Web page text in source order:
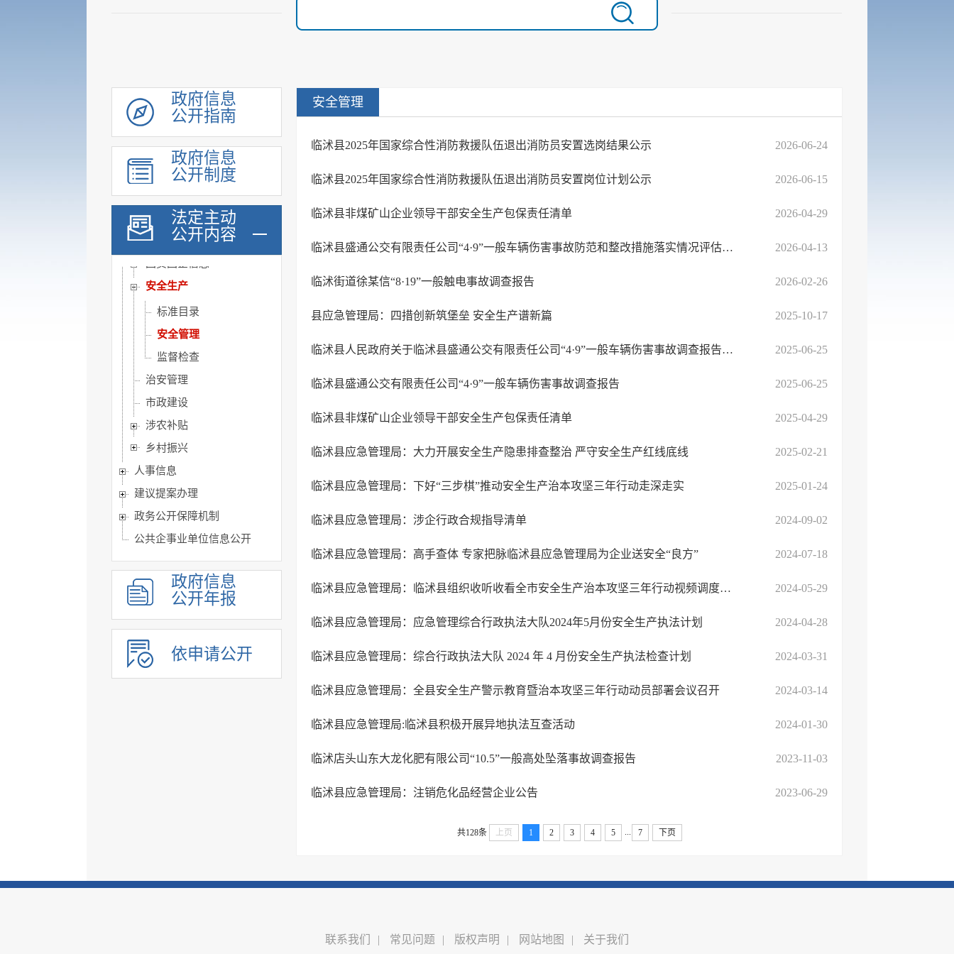
政府信息
公开指南
政府信息
公开制度
法定主动
公开内容
行政执法公示
双随机一公开
信用信息
价格与减税降费
旅游
市场监管
稳岗就业
安全生产
标准目录
安全管理
监督检查
治安管理
市政建设
涉农补贴
乡村振兴
人事信息
建议提案办理
政务公开保障机制
公共企事业单位信息公开
政府信息
公开年报
依申请公开
安全管理
临沭县2025年国家综合性消防救援队伍退出消防员安置选岗结果公示 2026-06-24
临沭县2025年国家综合性消防救援队伍退出消防员安置岗位计划公示 2026-06-15
临沭县非煤矿山企业领导干部安全生产包保责任清单 2026-04-29
临沭县盛通公交有限责任公司“4·9”一般车辆伤害事故防范和整改措施落实情况评估报告 2026-04-13
临沭街道徐某信“8·19”一般触电事故调查报告 2026-02-26
县应急管理局：四措创新筑堡垒 安全生产谱新篇 2025-10-17
临沭县人民政府关于临沭县盛通公交有限责任公司“4·9”一般车辆伤害事故调查报告的批复 2025-06-25
临沭县盛通公交有限责任公司“4·9”一般车辆伤害事故调查报告 2025-06-25
临沭县非煤矿山企业领导干部安全生产包保责任清单 2025-04-29
临沭县应急管理局：大力开展安全生产隐患排查整治 严守安全生产红线底线 2025-02-21
临沭县应急管理局：下好“三步棋”推动安全生产治本攻坚三年行动走深走实 2025-01-24
临沭县应急管理局：涉企行政合规指导清单 2024-09-02
临沭县应急管理局：高手查体 专家把脉临沭县应急管理局为企业送安全“良方” 2024-07-18
临沭县应急管理局：临沭县组织收听收看全市安全生产治本攻坚三年行动视频调度会议 2024-05-29
临沭县应急管理局：应急管理综合行政执法大队2024年5月份安全生产执法计划 2024-04-28
临沭县应急管理局：综合行政执法大队 2024 年 4 月份安全生产执法检查计划 2024-03-31
临沭县应急管理局：全县安全生产警示教育暨治本攻坚三年行动动员部署会议召开 2024-03-14
临沭县应急管理局:临沭县积极开展异地执法互查活动 2024-01-30
临沭店头山东大龙化肥有限公司“10.5”一般高处坠落事故调查报告 2023-11-03
临沭县应急管理局：注销危化品经营企业公告 2023-06-29
共128条 上页 1 2 3 4 5 7 下页
联系我们 | 常见问题 | 版权声明 | 网站地图 | 关于我们